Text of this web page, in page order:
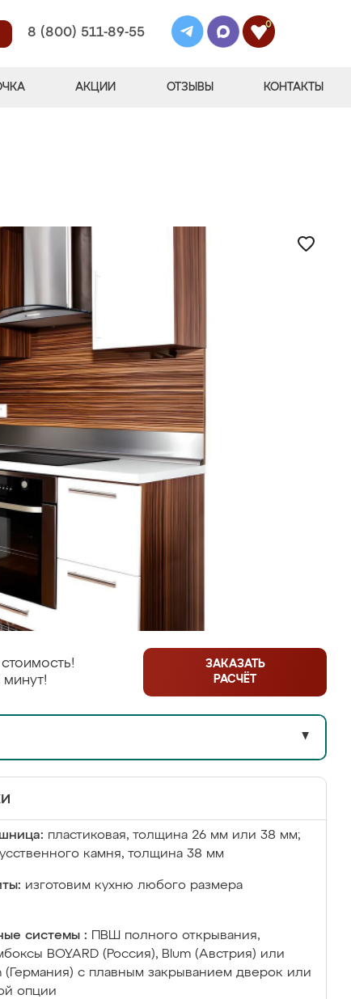
8 (800) 511-89-55
0
АКЦИИ ОТЗЫВЫ КОНТАКТЫ
ЗАКАЗАТЬ
РАСЧЁТ
▼
пластиковая, толщина 26 мм или 38 мм;
камня, толщина 38 мм
изготовим кухню любого размера
системы :
ПВШ полного открывания,
BOYARD (Россия), Blum (Австрия) или
(Германия) с плавным закрыванием дверок или
опции